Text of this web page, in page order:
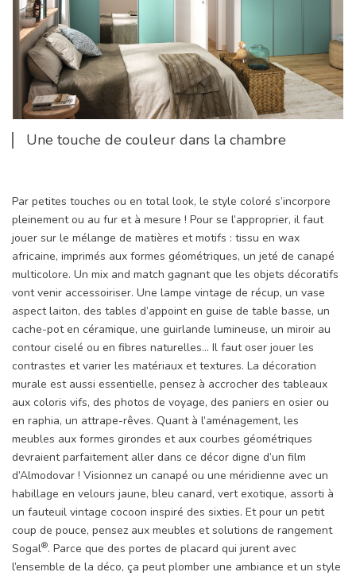
Une touche de couleur dans la chambre
Par petites touches ou en total look, le style coloré s’incorpore
pleinement ou au fur et à mesure ! Pour se l’approprier, il faut
jouer sur le mélange de matières et motifs : tissu en wax
africaine, imprimés aux formes géométriques, un jeté de canapé
multicolore. Un mix and match gagnant que les objets décoratifs
vont venir accessoiriser. Une lampe vintage de récup, un vase
aspect laiton, des tables d’appoint en guise de table basse, un
cache-pot en céramique, une guirlande lumineuse, un miroir au
contour ciselé ou en fibres naturelles… Il faut oser jouer les
contrastes et varier les matériaux et textures. La décoration
murale est aussi essentielle, pensez à accrocher des tableaux
aux coloris vifs, des photos de voyage, des paniers en osier ou
en raphia, un attrape-rêves. Quant à l’aménagement, les
meubles aux formes girondes et aux courbes géométriques
devraient parfaitement aller dans ce décor digne d’un film
d’Almodovar ! Visionnez un canapé ou une méridienne avec un
habillage en velours jaune, bleu canard, vert exotique, assorti à
un fauteuil vintage cocoon inspiré des sixties. Et pour un petit
coup de pouce, pensez aux meubles et solutions de rangement
Sogal®. Parce que des portes de placard qui jurent avec
l’ensemble de la déco, ça peut plomber une ambiance et un style